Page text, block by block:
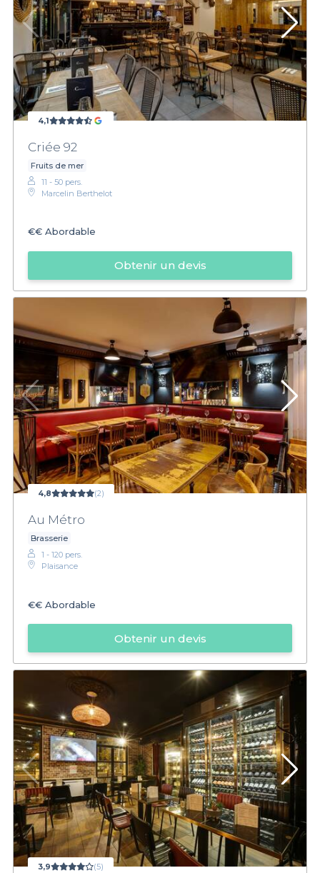
4,1
Criée 92
Fruits de mer
11 - 50 pers.
Marcelin Berthelot
€€ Abordable
Obtenir un devis
4,8 (2)
Au Métro
Brasserie
1 - 120 pers.
Plaisance
€€ Abordable
Obtenir un devis
3,9 (5)